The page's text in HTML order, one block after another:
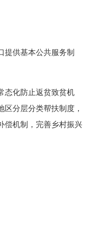
提供基本公共服务制
态化防止返贫致贫机
分层分类帮扶制度，
偿机制，完善乡村振兴
。